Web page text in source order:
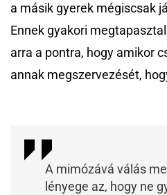
a másik gyerek mégiscsak
Ennek gyakori
arra a pontra, hogy amikor
annak megszervezését,
A mimózává válás
lényege az, hogy ne